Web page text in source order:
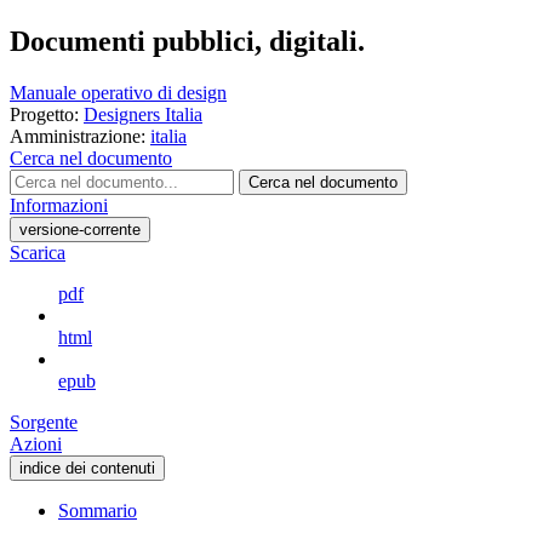
Documenti pubblici, digitali.
Manuale operativo di design
Progetto: Designers Italia
Amministrazione: italia
Cerca nel documento
Cerca nel documento
Informazioni
versione-corrente
Scarica
pdf
html
epub
Sorgente
Azioni
indice dei contenuti
Sommario